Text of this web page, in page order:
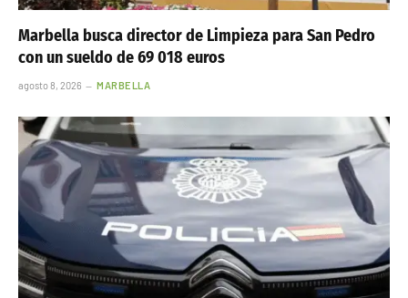
Marbella busca director de Limpieza para San Pedro
con un sueldo de 69 018 euros
agosto 8, 2026 MARBELLA